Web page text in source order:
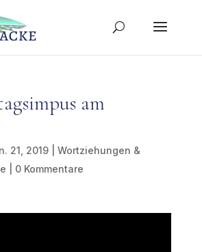
am
21, 2019| Wortziehungen &
0 Kommentare